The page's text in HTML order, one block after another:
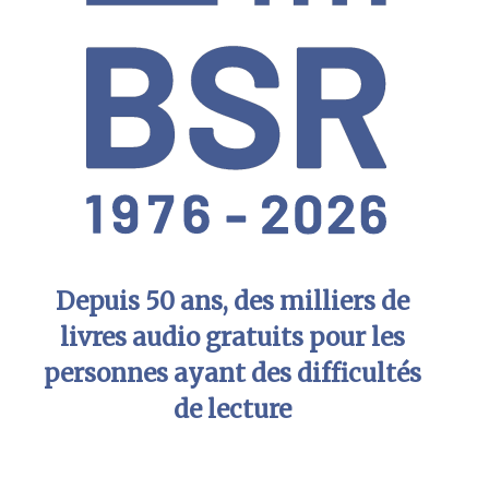
Depuis 50 ans, des milliers de
livres audio gratuits pour les
personnes ayant des difficultés
de lecture